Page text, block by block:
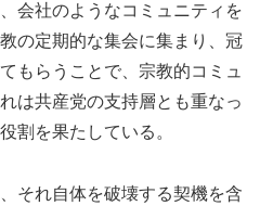
会社のようなコミュニティを
の定期的な集会に集まり、冠
もらうことで、宗教的コミュ
は共産党の支持層とも重なっ
割を果たしている。
それ自体を破壊する契機を含